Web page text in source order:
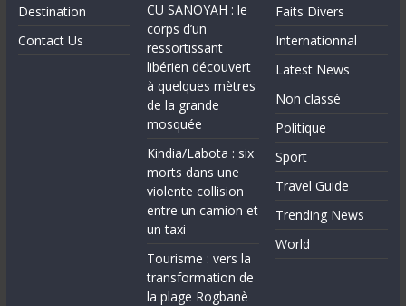
Destination
Contact Us
CU SANOYAH : le
corps d’un
ressortissant
libérien découvert
à quelques mètres
de la grande
mosquée
Kindia/Labota : six
morts dans une
violente collision
entre un camion et
un taxi
Tourisme : vers la
transformation de
la plage Rogbanè
Faits Divers
Internationnal
Latest News
Non classé
Politique
Sport
Travel Guide
Trending News
World